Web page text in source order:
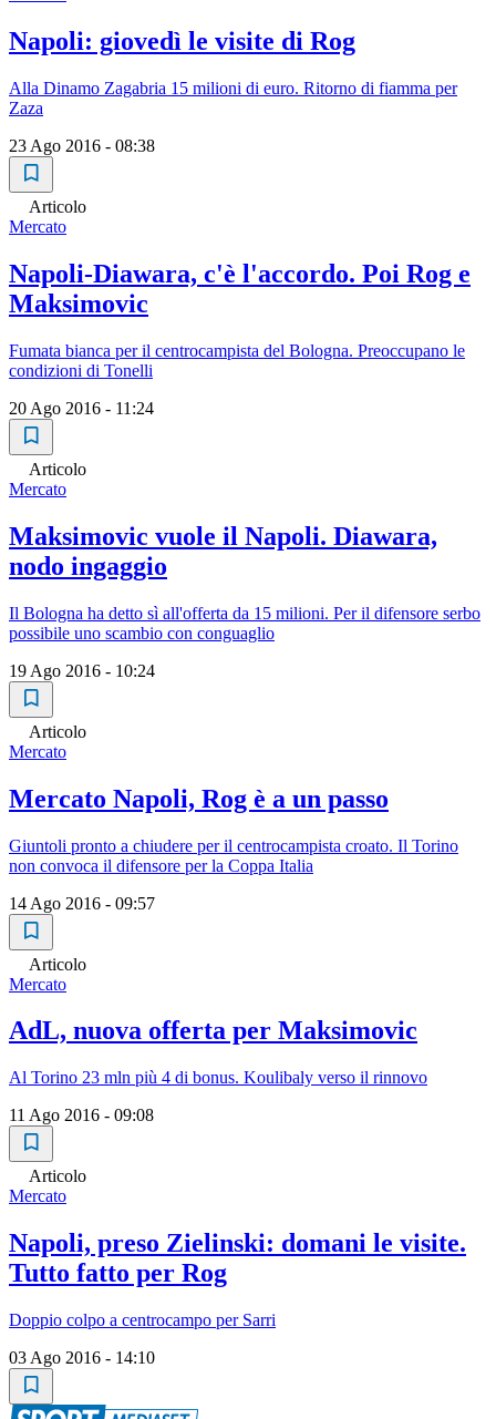
Napoli: giovedì le visite di Rog
Alla Dinamo Zagabria 15 milioni di euro. Ritorno di fiamma per
Zaza
23 Ago 2016 - 08:38
Articolo
Mercato
Napoli-Diawara, c'è l'accordo. Poi Rog e
Maksimovic
Fumata bianca per il centrocampista del Bologna. Preoccupano le
condizioni di Tonelli
20 Ago 2016 - 11:24
Articolo
Mercato
Maksimovic vuole il Napoli. Diawara,
nodo ingaggio
Il Bologna ha detto sì all'offerta da 15 milioni. Per il difensore serbo
possibile uno scambio con conguaglio
19 Ago 2016 - 10:24
Articolo
Mercato
Mercato Napoli, Rog è a un passo
Giuntoli pronto a chiudere per il centrocampista croato. Il Torino
non convoca il difensore per la Coppa Italia
14 Ago 2016 - 09:57
Articolo
Mercato
AdL, nuova offerta per Maksimovic
Al Torino 23 mln più 4 di bonus. Koulibaly verso il rinnovo
11 Ago 2016 - 09:08
Articolo
Mercato
Napoli, preso Zielinski: domani le visite.
Tutto fatto per Rog
Doppio colpo a centrocampo per Sarri
03 Ago 2016 - 14:10